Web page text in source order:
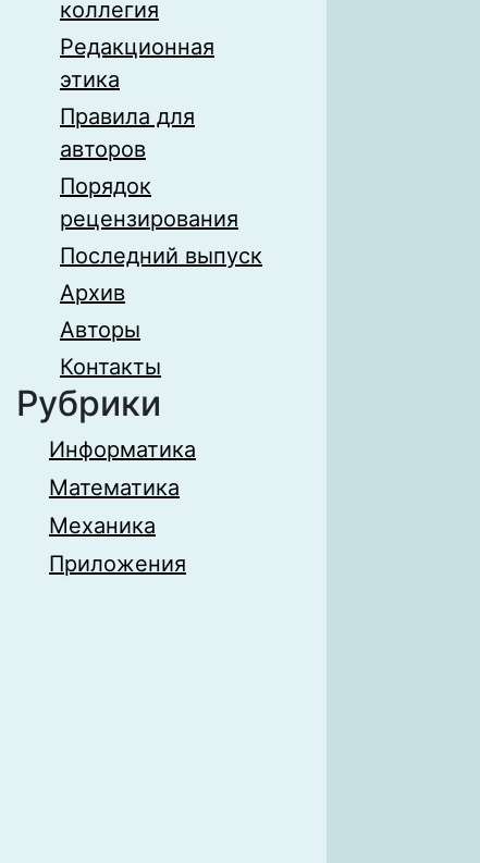
коллегия
Редакционная
этика
Правила для
авторов
Порядок
рецензирования
Последний выпуск
Архив
Авторы
Контакты
Рубрики
Информатика
Математика
Механика
Приложения